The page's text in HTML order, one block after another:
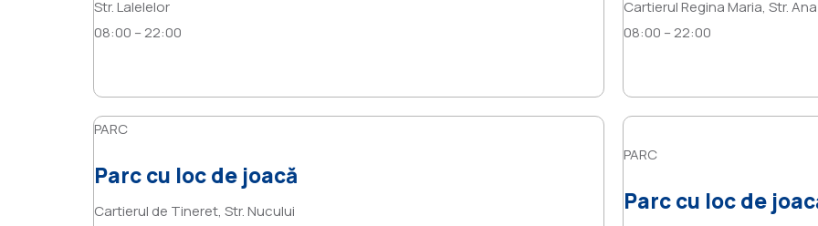
Str. Lalelelor
08:00 – 22:00
Cartierul Regina Maria, Str.
08:00 – 22:00
PARC
Parc cu loc de joacă
Cartierul de Tineret, Str. Nucului
PARC
Parc cu loc de